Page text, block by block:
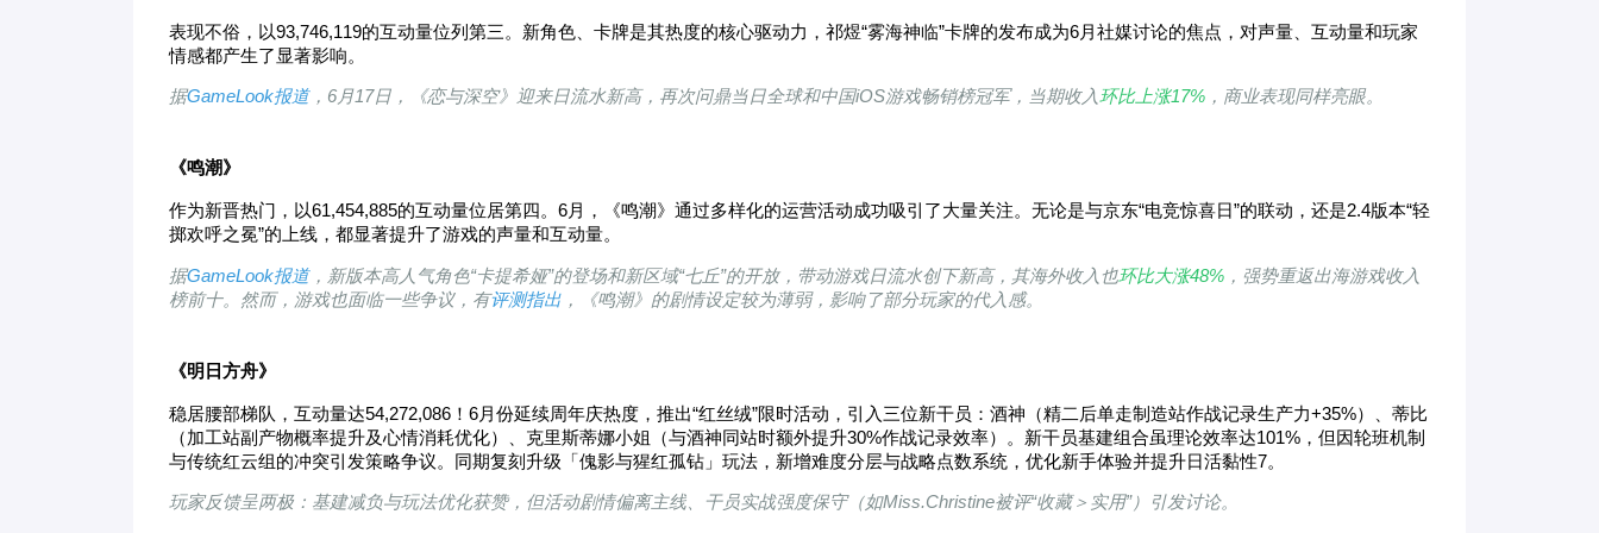
表现不俗，以93,746,119的互动量位列第三。新角色、卡牌是其热度的核心驱动力，祁煜“雾海神临”卡牌的发布成为6月社媒讨论的焦点，对声量、互动量和玩家
情感都产生了显著影响。
据GameLook报道，6月17日，《恋与深空》迎来日流水新高，再次问鼎当日全球和中国iOS游戏畅销榜冠军，当期收入环比上涨17%，商业表现同样亮眼。
《鸣潮》
作为新晋热门，以61,454,885的互动量位居第四。6月，《鸣潮》通过多样化的运营活动成功吸引了大量关注。无论是与京东“电竞惊喜日”的联动，还是2.4版本“轻
掷欢呼之冕”的上线，都显著提升了游戏的声量和互动量。
据GameLook报道，新版本高人气角色“卡提希娅”的登场和新区域“七丘”的开放，带动游戏日流水创下新高，其海外收入也环比大涨48%，强势重返出海游戏收入
榜前十。然而，游戏也面临一些争议，有评测指出，《鸣潮》的剧情设定较为薄弱，影响了部分玩家的代入感。
《明日方舟》
稳居腰部梯队，互动量达54,272,086！ 6月份延续周年庆热度，推出“红丝绒”限时活动，引入三位新干员：酒神（精二后单走制造站作战记录生产力+35%）、蒂比
（加工站副产物概率提升及心情消耗优化）、克里斯蒂娜小姐（与酒神同站时额外提升30%作战记录效率）。新干员基建组合虽理论效率达101%，但因轮班机制
与传统红云组的冲突引发策略争议。同期复刻升级「傀影与猩红孤钻」玩法，新增难度分层与战略点数系统，优化新手体验并提升日活黏性7。
玩家反馈呈两极：基建减负与玩法优化获赞，但活动剧情偏离主线、干员实战强度保守（如Miss.Christine被评“收藏＞实用”）引发讨论。